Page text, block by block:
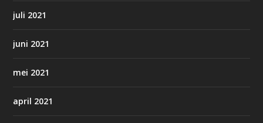
juli 2021
juni 2021
mei 2021
april 2021